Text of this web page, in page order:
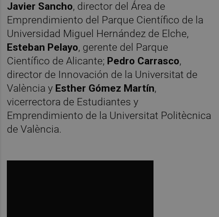
Javier Sancho, director del Área de
Emprendimiento del Parque Científico de la
Universidad Miguel Hernández de Elche,
Esteban Pelayo, gerente del Parque
Científico de Alicante; Pedro Carrasco,
director de Innovación de la Universitat de
València y Esther Gómez Martín,
vicerrectora de Estudiantes y
Emprendimiento de la Universitat Politècnica
de València.